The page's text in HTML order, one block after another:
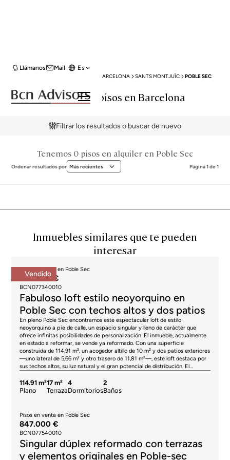
Mail
Llámanos Es
BARCELONA SANTS MONTJUÏC POBLE SEC
Alquiler de pisos en Barcelona
Filtrar los resultados o buscar de nuevo
Tenemos 0 pisos en alquiler en Poble Sec
Ordenar resultados por Más recientes Página 1 de 1
Inmuebles similares que te pueden
interesar
Vendido
Lofts en venta en Poble Sec
580.000 €
BCN077340010
Fabuloso loft estilo neoyorquino en
Poble Sec con techos altos y dos patios
En pleno Poble Sec encontramos este espectacular loft de estilo
neoyorquino a pie de calle, un espacio singular y lleno de carácter que
ofrece infinitas posibilidades de personalización. El inmueble, actualmente
en estado a reformar, se vende ya reformado. Con una superficie
construida de 114,91 m², un acogedor altillo de 10 m² y dos patios exteriores
—uno lateral de 5,66 m² y otro trasero de 11,81 m²—, este loft destaca por
sus techos altos, su luz natural y el gran potencial de distribución. El
junto con dos baños completos, adaptándose perfectamente a las
necesidades de quien busque un hogar único. Además, cuenta con cédula
más versatilidad al espacio. Se trata de una oportunidad muy especial en
Poble Sec, donde resulta cada vez más difícil encontrar inmuebles con
cédula de habitabilidad y un potencial de reforma tan atractivo. Ideal para
quienes sueñan con vivir en un loft singular, con esencia industrial y la
posibilidad de convertirlo en una pieza exclusiva en el corazón de
Barcelona. * Las imágenes corresponden a la propuesta de reforma. * El
114.91 m²
Plano
17 m²
Terraza
4
Dormitorios
2
Baños
Pisos en venta en Poble Sec
847.000 €
BCN077540010
Singular dúplex reformado con terrazas
y elementos originales en Poble-sec